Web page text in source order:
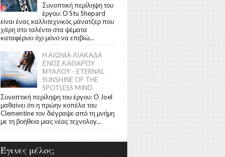
Συνοπτική περίληψη του
έργου: Ο Stu Shepard
είναι ένας καλλιτεχνικός μάνατζερ που
χάρη στο ταλέντο στα ψέματα
καταφέρνει όχι μόνο να επιβιώ...
Η ΑΙΩΝΙΑ ΛΙΑΚΑΔΑ
ΕΝΟΣ ΚΑΘΑΡΟΥ
ΜΥΑΛΟΥ - ETERNAL
SUNSHINE OF THE
SPOTLESS MIND
Συνοπτική περίληψη του έργου: Ο Joel
μαθαίνει ότι η πρώην κοπέλα του
Clementine τον διέγραψε από τη μνήμη
με τη βοήθεια μιας νέας τεχνολογ...
Έγινες μέλος;